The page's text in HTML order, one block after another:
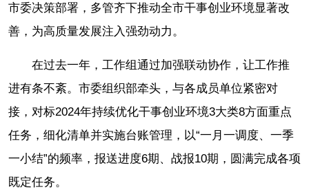
市委决策部署，多管齐下推动全市干事创业环境显著改
善，为高质量发展注入强劲动力。
在过去一年，工作组通过加强联动协作，让工作推
进有条不紊。市委组织部牵头，与各成员单位紧密对
接，对标2024年持续优化干事创业环境3大类8方面重点
任务，细化清单并实施台账管理，以“一月一调度、一季
一小结”的频率，报送进度6期、战报10期，圆满完成各项
既定任务。